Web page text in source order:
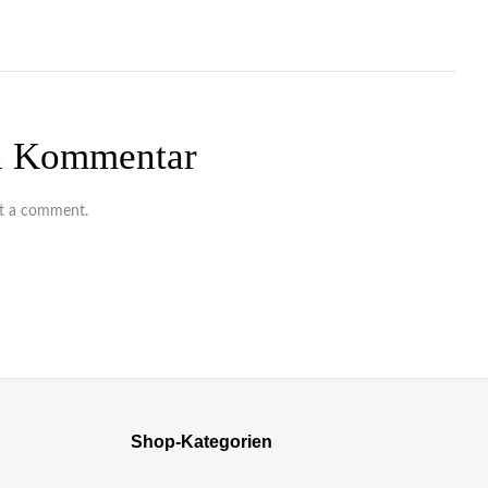
Kommentar
a comment.
Shop-Kategorien